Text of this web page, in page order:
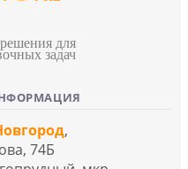
для
задач
,
74Б